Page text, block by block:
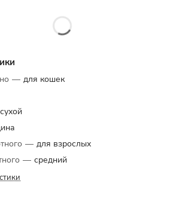
— для кошек
сухой
— для взрослых
— средний